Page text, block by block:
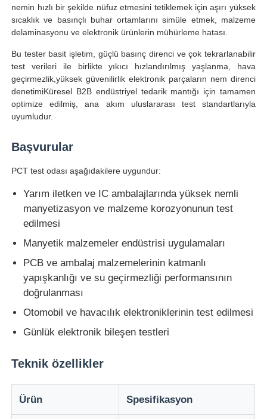
Fabrika turu
Kalite kontrol
Bize ulaşın
Teklif isteği
Çevresel Test Odası
Evrensel test makinesi
Darbe Test Cihazı
aşınma test makinesi
Ayakkabı Test Cihazları
nemin hızlı bir şekilde nüfuz etmesini tetiklemek için aşırı yüksek
sıcaklık ve basınçlı buhar ortamlarını simüle etmek, malzeme
delaminasyonu ve elektronik ürünlerin mühürleme hatası.
Bu tester basit işletim, güçlü basınç direnci ve çok tekrarlanabilir
test verileri ile birlikte yıkıcı hızlandırılmış yaşlanma, hava
geçirmezlik,yüksek güvenilirlik elektronik parçaların nem direnci
denetimiKüresel B2B endüstriyel tedarik mantığı için tamamen
optimize edilmiş, ana akım uluslararası test standartlarıyla
uyumludur.
Başvurular
PCT test odası aşağıdakilere uygundur:
Yarım iletken ve IC ambalajlarında yüksek nemli
manyetizasyon ve malzeme korozyonunun test
edilmesi
Manyetik malzemeler endüstrisi uygulamaları
PCB ve ambalaj malzemelerinin katmanlı
yapışkanlığı ve su geçirmezliği performansının
doğrulanması
Otomobil ve havacılık elektroniklerinin test edilmesi
Günlük elektronik bileşen testleri
Teknik özellikler
Ürün Spesifikasyon